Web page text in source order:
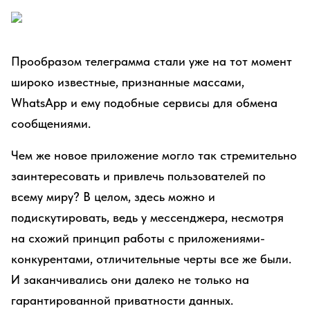
Прообразом телеграмма стали уже на тот момент
широко известные, признанные массами,
WhatsApp и ему подобные сервисы для обмена
сообщениями.
Чем же новое приложение могло так стремительно
заинтересовать и привлечь пользователей по
всему миру? В целом, здесь можно и
подискутировать, ведь у мессенджера, несмотря
на схожий принцип работы с приложениями-
конкурентами, отличительные черты все же были.
И заканчивались они далеко не только на
гарантированной приватности данных.